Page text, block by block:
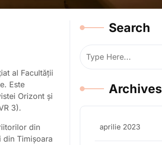
al Facultăţii
Este
Orizont și
3).
din
din Timişoara
Search
Archives
aprilie 2023